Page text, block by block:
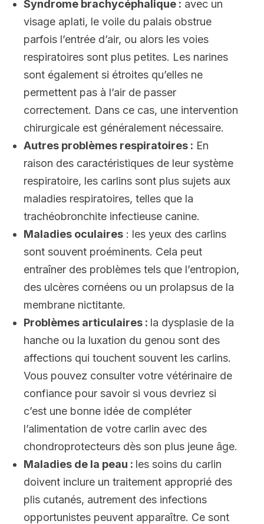
Syndrome brachycéphalique : avec un
visage aplati, le voile du palais obstrue
parfois l’entrée d’air, ou alors les voies
respiratoires sont plus petites. Les narines
sont également si étroites qu’elles ne
permettent pas à l’air de passer
correctement. Dans ce cas, une intervention
chirurgicale est généralement nécessaire.
Autres problèmes respiratoires : En
raison des caractéristiques de leur système
respiratoire, les carlins sont plus sujets aux
maladies respiratoires, telles que la
trachéobronchite infectieuse canine.
Maladies oculaires : les yeux des carlins
sont souvent proéminents. Cela peut
entraîner des problèmes tels que l’entropion,
des ulcères cornéens ou un prolapsus de la
membrane nictitante.
Problèmes articulaires : la dysplasie de la
hanche ou la luxation du genou sont des
affections qui touchent souvent les carlins.
Vous pouvez consulter votre vétérinaire de
confiance pour savoir si vous devriez si
c’est une bonne idée de compléter
l’alimentation de votre carlin avec des
chondroprotecteurs dès son plus jeune âge.
Maladies de la peau : les soins du carlin
doivent inclure un traitement approprié des
plis cutanés, autrement des infections
opportunistes peuvent apparaître. Ce sont